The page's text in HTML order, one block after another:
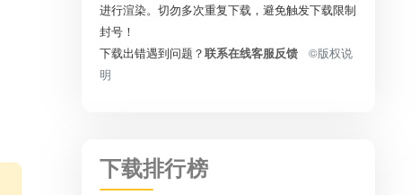
进行渲染。切勿多次重复下载，避免触发下载限制
封号！
下载出错遇到问题？联系在线客服反馈
©版权说
明
下载排行榜